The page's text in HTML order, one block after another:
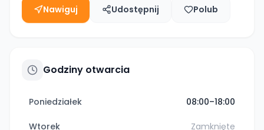
Nawiguj Udostępnij Polub
Godziny otwarcia
Poniedziałek 08:00–18:00
Wtorek Zamknięte